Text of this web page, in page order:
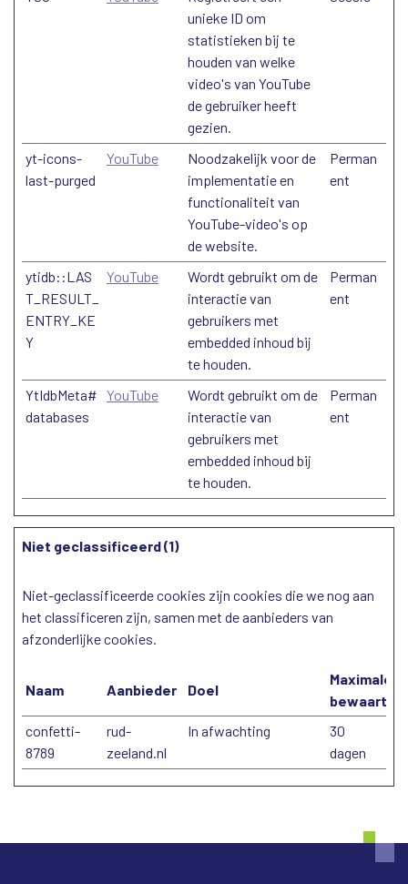
unieke ID om
statistieken bij te
houden van welke
video's van YouTube
de gebruiker heeft
gezien.
yt-icons-
last-purged
YouTube
Noodzakelijk voor de
implementatie en
functionaliteit van
YouTube-video's op
de website.
Perman
ent
ytidb::LAS
T_RESULT_
ENTRY_KE
Y
YouTube
Wordt gebruikt om de
interactie van
gebruikers met
embedded inhoud bij
te houden.
Perman
ent
YtIdbMeta#
databases
YouTube
Wordt gebruikt om de
interactie van
gebruikers met
embedded inhoud bij
te houden.
Perman
ent
Niet geclassificeerd (1)
Niet-geclassificeerde cookies zijn cookies die we nog aan
het classificeren zijn, samen met de aanbieders van
afzonderlijke cookies.
Naam Aanbieder Doel
Maximale
confetti-
8789
rud-
zeeland.nl
In afwachting
30
dagen